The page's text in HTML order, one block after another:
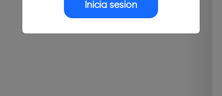
Inicia sesión